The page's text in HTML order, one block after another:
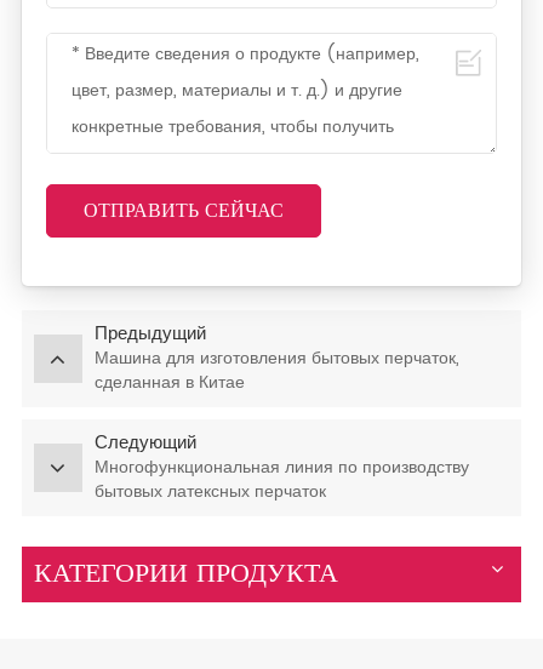
ОТПРАВИТЬ СЕЙЧАС
Предыдущий
Машина для изготовления бытовых перчаток,
сделанная в Китае
Следующий
Многофункциональная линия по производству
бытовых латексных перчаток
КАТЕГОРИИ ПРОДУКТА